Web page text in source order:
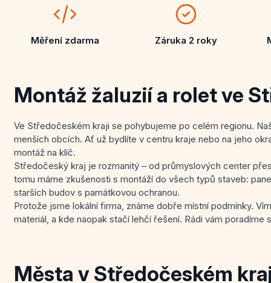
Měření zdarma Záruka 2 roky
Montáž žaluzií a rolet ve
Ve Středočeském kraji se pohybujeme po celém regionu.
menších obcích. Ať už bydlíte v centru kraje nebo na jeho
montáž na klíč.
Středočeský kraj je rozmanitý – od průmyslových center
tomu máme zkušenosti s montáží do všech typů staveb:
starších budov s památkovou ochranou.
Protože jsme lokální firma, známe dobře místní podmínky.
materiál, a kde naopak stačí lehčí řešení. Rádi vám poradíme
Města v Středočeském